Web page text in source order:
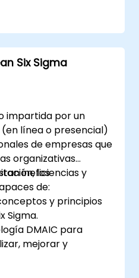
una mentalidad de
Six Sigma
impartida por un
línea o presencial)
de empresas que
organizativas
ineficiencias y
los
de:
y principios
Sigma.
DMAIC para
mejorar y
la implementación